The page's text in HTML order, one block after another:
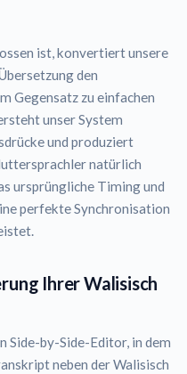
ist, konvertiert unsere
den
Gegensatz zu einfachen
unser System
und produziert
natürlich
ursprüngliche Timing und
perfekte Synchronisation
Ihrer Walisisch
Side-by-Side-Editor, in dem
neben der Walisisch